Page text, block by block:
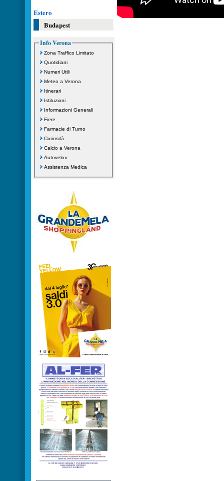
Estero
Budapest
Info Verona
Zona Traffico Limitato
Quotidiani
Numeri Utili
Meteo a Verona
Itinerari
Istituzioni
Informazioni Generali
Fiere
Farmacie di Turno
Curiosità
Calcio a Verona
Autovelox
Assistenza Medica